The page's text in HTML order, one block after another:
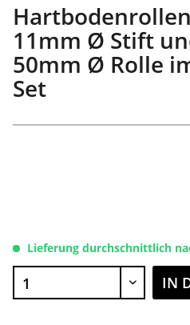
11mm Ø Stift
50mm Ø Rolle
Set
Lieferung durchschnittlich
IN